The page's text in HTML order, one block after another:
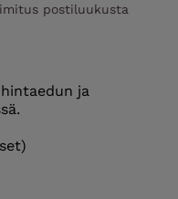
postiluukusta
ja